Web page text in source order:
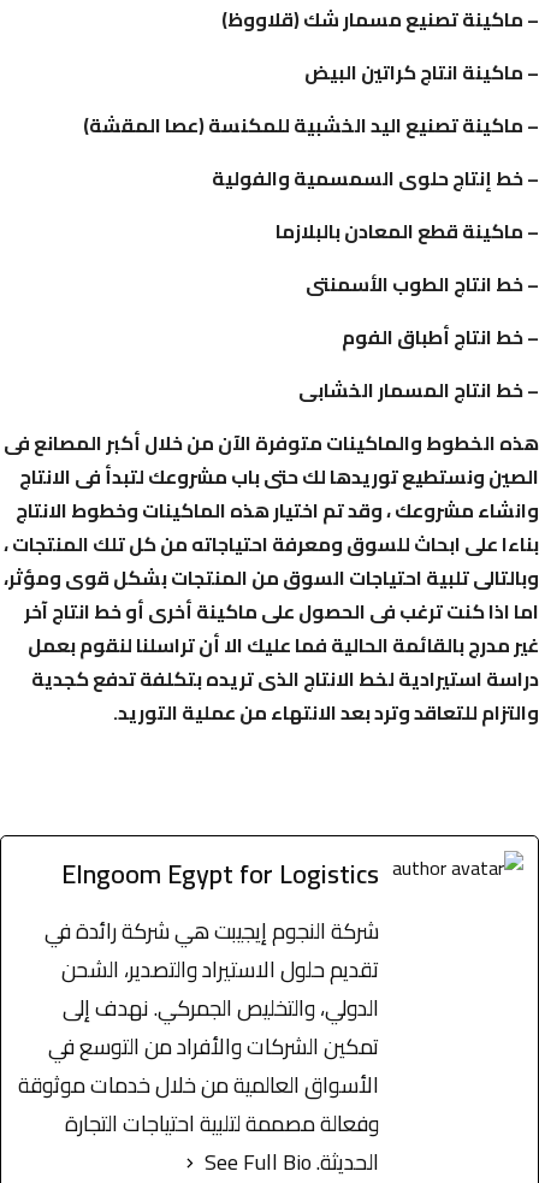
– ماكينة تصنيع مسمار شك (قلاووظ)
– ماكينة انتاج كراتين البيض
– ماكينة تصنيع اليد الخشبية للمكنسة (عصا المقشة)
– خط إنتاج حلوى السمسمية والفولية
– ماكينة قطع المعادن بالبلازما
– خط انتاج الطوب الأسمنتى
– خط انتاج أطباق الفوم
– خط انتاج المسمار الخشابى
هذه الخطوط والماكينات متوفرة الآن من خلال أكبر المصانع فى
الصين ونستطيع توريدها لك حتى باب مشروعك لتبدأ فى الانتاج
وانشاء مشروعك ، وقد تم اختيار هذه الماكينات وخطوط الانتاج
بناءا على ابحاث للسوق ومعرفة احتياجاته من كل تلك المنتجات ،
وبالتالى تلبية احتياجات السوق من المنتجات بشكل قوى ومؤثر،
اما اذا كنت ترغب فى الحصول على ماكينة أخرى أو خط انتاج آخر
غير مدرج بالقائمة الحالية فما عليك الا أنتراسلنالنقوم بعمل
دراسة استيراديةلخط الانتاج الذى تريده بتكلفة تدفع كجدية
والتزام للتعاقد وترد بعد الانتهاء من عملية التوريد.
Elngoom Egypt for Logistics
شركة النجوم إيجيبت هي شركة رائدة في
تقديم حلول الاستيراد والتصدير، الشحن
الدولي، والتخليص الجمركي. نهدف إلى
تمكين الشركات والأفراد من التوسع في
الأسواق العالمية من خلال خدمات موثوقة
وفعالة مصممة لتلبية احتياجات التجارة
الحديثة.See Full Bio